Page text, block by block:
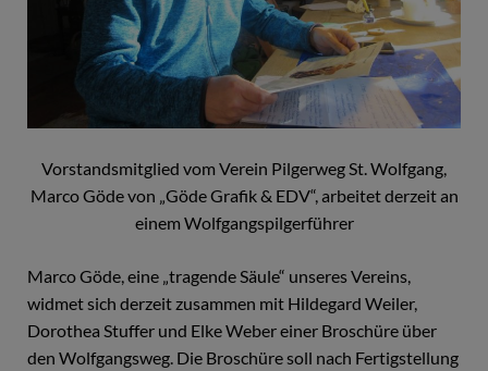
Vorstandsmitglied vom Verein Pilgerweg St. Wolfgang,
Marco Göde von „Göde Grafik & EDV“, arbeitet derzeit an
einem Wolfgangspilgerführer
Marco Göde, eine „tragende Säule“ unseres Vereins,
widmet sich derzeit zusammen mit Hildegard Weiler,
Dorothea Stuffer und Elke Weber einer Broschüre über
den Wolfgangsweg. Die Broschüre soll nach Fertigstellung